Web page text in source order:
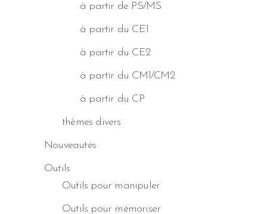
à partir de PS/MS
à partir du CE1
à partir du CE2
à partir du CM1/CM2
à partir du CP
thèmes divers
Nouveautés
Outils
Outils pour manipuler
Outils pour mémoriser